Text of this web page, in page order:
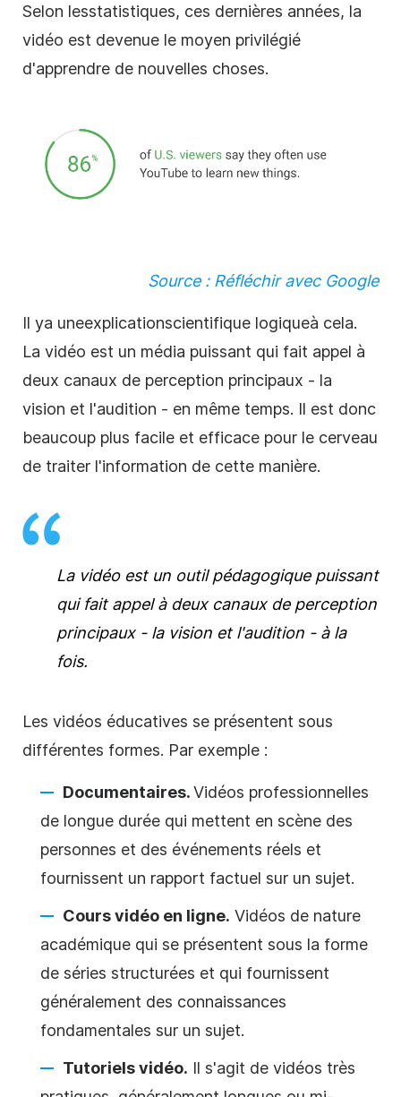
Selon lesstatistiques, ces dernières années, la
vidéo est devenue le moyen privilégié
d'apprendre de nouvelles choses.
Source : Réfléchir avec Google
Il ya uneexplicationscientifique logiqueà cela.
La vidéo est un média puissant qui fait appel à
deux canaux de perception principaux - la
vision et l'audition - en même temps. Il est donc
beaucoup plus facile et efficace pour le cerveau
de traiter l'information de cette manière.
La vidéo est un outil pédagogique puissant
qui fait appel à deux canaux de perception
principaux - la vision et l'audition - à la
fois.
Les vidéos éducatives se présentent sous
différentes formes. Par exemple :
Documentaires.Vidéos professionnelles
de longue durée qui mettent en scène des
personnes et des événements réels et
fournissent un rapport factuel sur un sujet.
Cours vidéo en ligne. Vidéos de nature
académique qui se présentent sous la forme
de séries structurées et qui fournissent
généralement des connaissances
fondamentales sur un sujet.
Tutoriels vidéo. Il s'agit de vidéos très